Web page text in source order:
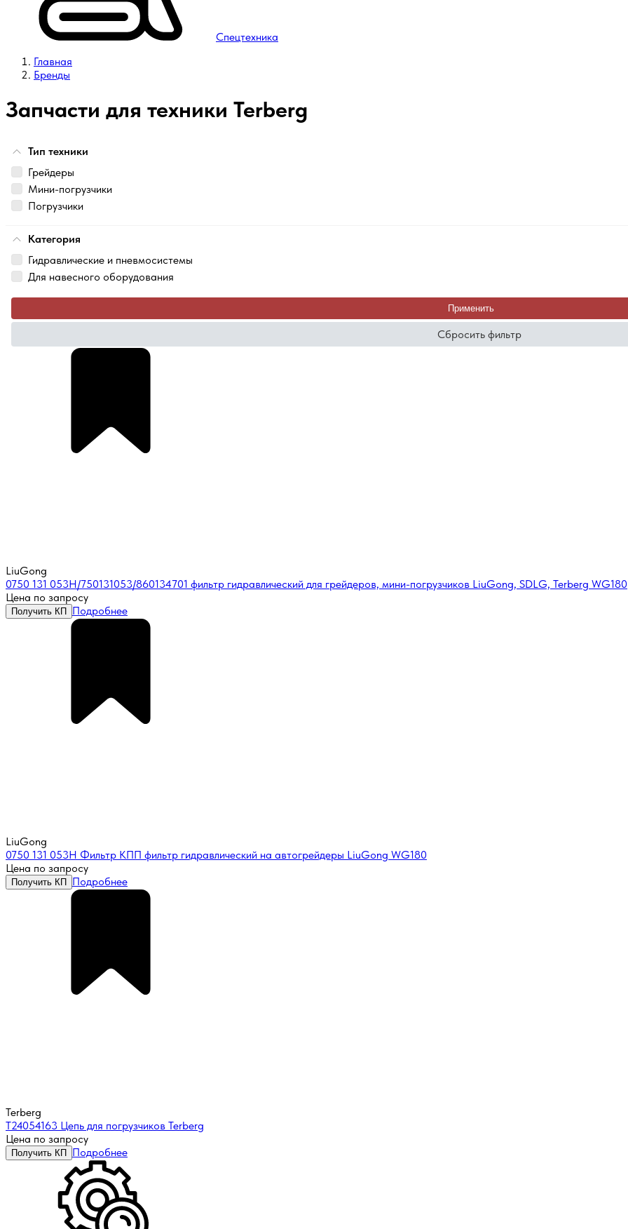
Спецтехника
Главная
Бренды
Запчасти для техники Terberg
Тип техники
Грейдеры
Мини-погрузчики
Погрузчики
Категория
Гидравлические и пневмосистемы
Для навесного оборудования
Применить
Сбросить фильтр
LiuGong
0750 131 053Н/750131053/860134701 фильтр гидравлический для грейдеров, мини-погрузчиков LiuGong, SDLG, Terberg WG180
Цена по запросу
Получить КП Подробнее
LiuGong
0750 131 053Н Фильтр КПП фильтр гидравлический на автогрейдеры LiuGong WG180
Цена по запросу
Получить КП Подробнее
Terberg
T24054163 Цепь для погрузчиков Terberg
Цена по запросу
Получить КП Подробнее